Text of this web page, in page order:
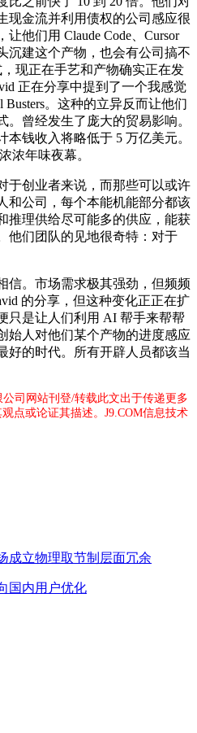
现金流并利用债权的公司感应很
他们用 Claude Code、Cursor
沉建这个产物，也会有公司搞不
，现正在手艺和产物确实正在发
正在分享中提到了一个我感觉
。这种的立异反而让他们
曾经发生了庞大的贸易影响。
钱收入将略低于 5 万亿美元。
浓年味夜幕。
创业者来说，而那些可以或许
和公司，每个本能机能部分都该
推理供给尽可能多的供应，能获
他们团队的见地很奇特：对于
。市场需求极其强劲，但频频
的分享，但这种变化正正在扩
只是让人们利用 AI 帮手来帮帮
始人对他们某个产物的进度感应
好的时代。所有开辟人员都该当
司网站刊登/转载此文出于传递更多
点或论证其描述。J9.COM信息技术
成立物理取节制层面冗余
国内用户优化